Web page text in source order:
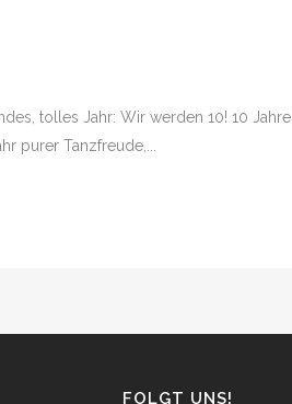
tolles Jahr: Wir werden 10! 10 Jahre
purer Tanzfreude,...
FOLGT UNS!